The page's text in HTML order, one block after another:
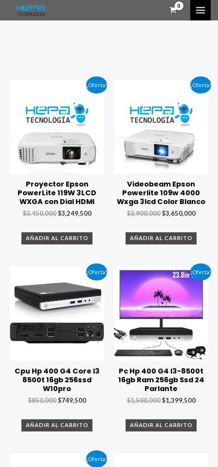
¡Oferta!
Proyector Epson
PowerLite 119W 3LCD
WXGA con Dial HDMI
$3,450,000 $3,249,500
AÑADIR AL CARRITO
¡Oferta!
Videobeam Epson
Powerlite 109w 4000
Wxga 3lcd Color Blanco
$3,900,000 $3,650,000
AÑADIR AL CARRITO
¡Oferta!
Cpu Hp 400 G4 Core I3
8500t 16gb 256ssd
W10pro
$850,000 $749,500
AÑADIR AL CARRITO
¡Oferta!
Pc Hp 400 G4 I3-8500t
16gb Ram 256gb Ssd 24
Parlante
$1,500,000 $1,399,500
AÑADIR AL CARRITO
¡Oferta!